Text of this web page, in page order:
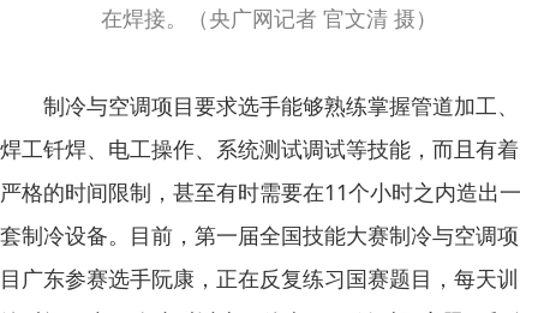
在焊接。（央广网记者 官文清 摄）
制冷与空调项目要求选手能够熟练掌握管道加工、
焊工钎焊、电工操作、系统测试调试等技能，而且有着
严格的时间限制，甚至有时需要在11个小时之内造出一
套制冷设备。目前，第一届全国技能大赛制冷与空调项
目广东参赛选手阮康，正在反复练习国赛题目，每天训